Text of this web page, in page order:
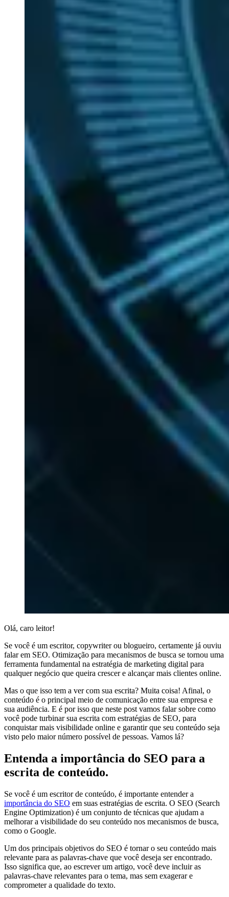
Olá, caro leitor!
Se você é um escritor, copywriter ou blogueiro, certamente já ouviu
falar em SEO. Otimização para mecanismos de busca se tornou uma
ferramenta fundamental na estratégia de marketing digital para
qualquer negócio que queira crescer e alcançar mais clientes online.
Mas o que isso tem a ver com sua escrita? Muita coisa! Afinal, o
conteúdo é o principal meio de comunicação entre sua empresa e
sua audiência. E é por isso que neste post vamos falar sobre como
você pode turbinar sua escrita com estratégias de SEO, para
conquistar mais visibilidade online e garantir que seu conteúdo seja
visto pelo maior número possível de pessoas. Vamos lá?
Entenda a importância do SEO para a
escrita de conteúdo.
Se você é um escritor de conteúdo, é importante entender a
importância do SEO em suas estratégias de escrita. O SEO (Search
Engine Optimization) é um conjunto de técnicas que ajudam a
melhorar a visibilidade do seu conteúdo nos mecanismos de busca,
como o Google.
Um dos principais objetivos do SEO é tornar o seu conteúdo mais
relevante para as palavras-chave que você deseja ser encontrado.
Isso significa que, ao escrever um artigo, você deve incluir as
palavras-chave relevantes para o tema, mas sem exagerar e
comprometer a qualidade do texto.